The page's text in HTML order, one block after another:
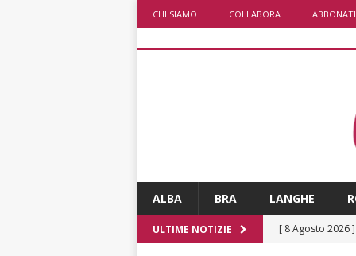
CHI SIAMO COLLABORA ABBONATI
ALBA BRA LANGHE
ULTIME NOTIZIE [ 8 Agosto 2026 ]